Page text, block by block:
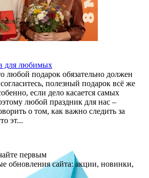
для любимых
любой подарок обязательно должен
полезный подарок всё же
если дело касается самых
любой праздник для нас –
о том, как важно следить за
эт...
первым
обновления сайта: акции, новинки,